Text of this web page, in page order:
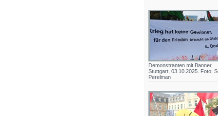
Demonstranten mit Banner,
Stuttgart, 03.10.2025. Foto:
Perelman